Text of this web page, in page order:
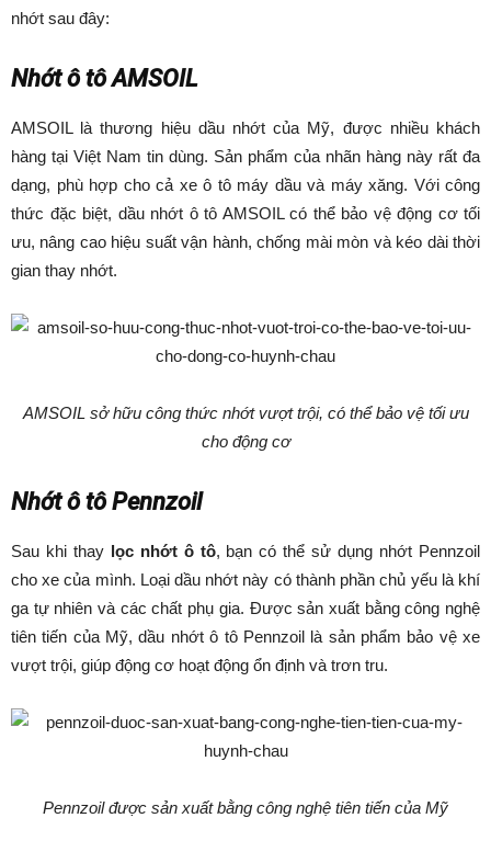
nhớt sau đây:
Nhớt ô tô AMSOIL
AMSOIL là thương hiệu dầu nhớt của Mỹ, được nhiều khách
hàng tại Việt Nam tin dùng. Sản phẩm của nhãn hàng này rất đa
dạng, phù hợp cho cả xe ô tô máy dầu và máy xăng. Với công
thức đặc biệt, dầu nhớt ô tô AMSOIL có thể bảo vệ động cơ tối
ưu, nâng cao hiệu suất vận hành, chống mài mòn và kéo dài thời
gian thay nhớt.
AMSOIL sở hữu công thức nhớt vượt trội, có thể bảo vệ tối ưu
cho động cơ
Nhớt ô tô Pennzoil
Sau khi thay lọc nhớt ô tô, bạn có thể sử dụng nhớt Pennzoil
cho xe của mình. Loại dầu nhớt này có thành phần chủ yếu là khí
ga tự nhiên và các chất phụ gia. Được sản xuất bằng công nghệ
tiên tiến của Mỹ, dầu nhớt ô tô Pennzoil là sản phẩm bảo vệ xe
vượt trội, giúp động cơ hoạt động ổn định và trơn tru.
Pennzoil được sản xuất bằng công nghệ tiên tiến của Mỹ